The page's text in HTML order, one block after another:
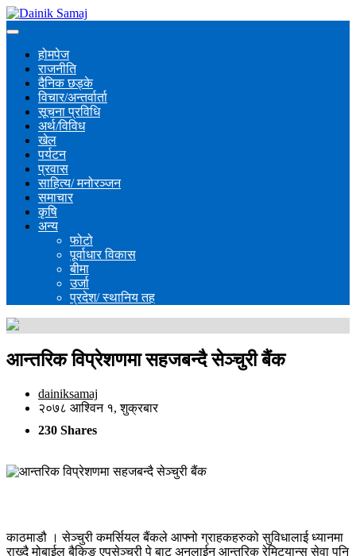
होमपेज
राजनीति
दैनिक छड्के
विचार/अन्तर्वार्ता
सूचना प्रविधि
अर्थ/विविध
खेल
पर्यटन
प्रवास
साहित्य/ मनोरञ्जन
समाचार
कृषि
अन्य
फोटो
पूर्वाधार विकास
बीमा
उर्जा
प्रदेश/ स्थानिय तह
आन्तरिक विप्रेशणमा सहजबन्दै सेञ्चुरी बैंक
dainiksamaj
२०७८ आश्विन १, शुक्रबार
230 Shares
काठमाडौ । सेञ्चुरी कमर्सियल बैंकले आफ्नो ग्राहकहरुको सुविधालाई ध्यानमा
राख्दै मोबाईल बैकिङ एपसेञ्चुरी पे बाट अनलाईन आन्तरिक रेमिट्यान्स सेवा पनि